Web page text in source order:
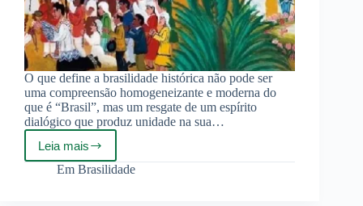
O que define a brasilidade histórica não pode ser
uma compreensão homogeneizante e moderna do
que é “Brasil”, mas um resgate de um espírito
dialógico que produz unidade na sua…
Leia mais
A
Brasilidade
Em Brasilidade